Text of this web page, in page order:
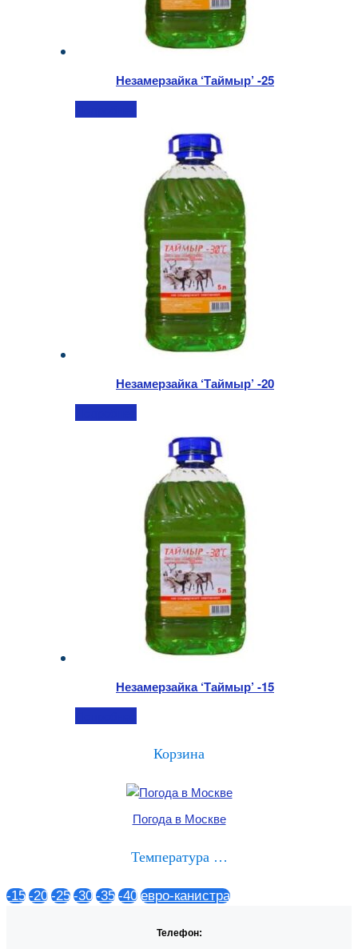
Незамерзайка ‘Таймыр’ -25
Незамерзайка ‘Таймыр’ -20
Незамерзайка ‘Таймыр’ -15
Корзина
Погода в Москве
Температура …
-15 -20 -25 -30 -35 -40 евро-канистра
Телефон: